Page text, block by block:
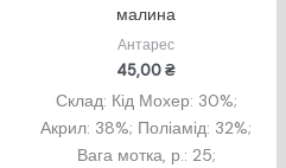
малина
Антарес
45,00₴
Склад: Кід Мохер: 30%;
Акрил: 38%; Поліамід: 32%;
Вага мотка, р.: 25;